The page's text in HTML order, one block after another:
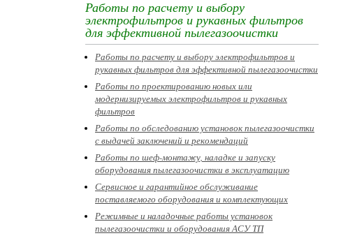
Работы по расчету и выбору
электрофильтров и рукавных фильтров
для эффективной пылегазоочистки
Работы по расчету и выбору электрофильтров и
рукавных фильтров для эффективной пылегазоочистки
Работы по проектированию новых или
модернизируемых электрофильтров и рукавных
фильтров
Работы по обследованию установок пылегазоочистки
с выдачей заключений и рекомендаций
Работы по шеф-монтажу, наладке и запуску
оборудования пылегазоочистки в эксплуатацию
Сервисное и гарантийное обслуживание
поставляемого оборудования и комплектующих
Режимные и наладочные работы установок
пылегазоочистки и оборудования АСУ ТП